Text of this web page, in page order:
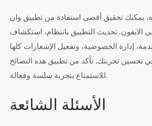
يمكنك تحقيق أقصى استفادة من تطبيق وان
تحديث التطبيق بانتظام، استكشاف
إدارة الخصوصية، وتفعيل الإشعارات كلها
تحسين تجربتك. تأكد من تطبيق هذه النصائح
للاستمتاع بتجربة سلسة وفعالة.
الأسئلة الشائعة